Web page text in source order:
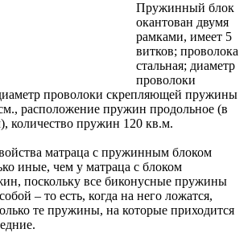
Пружинный блок
окантован двумя
рамками, имеет 5
витков; проволока
стальная; диаметр
проволоки
проволоки скрепляющей пружины
расположение пружин продольное (в
количество пружин 120 кв.м.
матраца с пружинным блоком
иные, чем у матраца с блоком
поскольку все биконусные пружины
– то есть, когда на него ложатся,
те пружины, на которые приходится